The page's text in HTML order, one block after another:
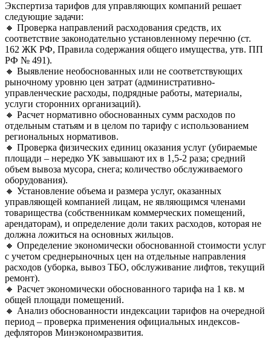
Экспертиза тарифов для управляющих компаний решает
следующие задачи:
🔸 Проверка направлений расходования средств, их
соответствие законодательно установленному перечню (ст.
162 ЖК РФ, Правила содержания общего имущества, утв. ПП
РФ № 491).
🔸 Выявление необоснованных или не соответствующих
рыночному уровню цен затрат (административно-
управленческие расходы, подрядные работы, материалы,
услуги сторонних организаций).
🔸 Расчет нормативно обоснованных сумм расходов по
отдельным статьям и в целом по тарифу с использованием
региональных нормативов.
🔸 Проверка физических единиц оказания услуг (убираемые
площади – нередко УК завышают их в 1,5-2 раза; средний
объем вывоза мусора, снега; количество обслуживаемого
оборудования).
🔸 Установление объема и размера услуг, оказанных
управляющей компанией лицам, не являющимся членами
товарищества (собственникам коммерческих помещений,
арендаторам), и определение доли таких расходов, которая не
должна ложиться на основных жильцов.
🔸 Определение экономически обоснованной стоимости услуг
с учетом среднерыночных цен на отдельные направления
расходов (уборка, вывоз ТБО, обслуживание лифтов, текущий
ремонт).
🔸 Расчет экономически обоснованного тарифа на 1 кв. м
общей площади помещений.
🔸 Анализ обоснованности индексации тарифов на очередной
период – проверка применения официальных индексов-
дефляторов Минэкономразвития.